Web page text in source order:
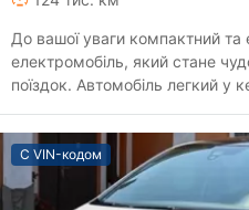
До вашої уваги компактний та
електромобіль, який стане
поїздок. Автомобіль легкий у
С VIN-кодом